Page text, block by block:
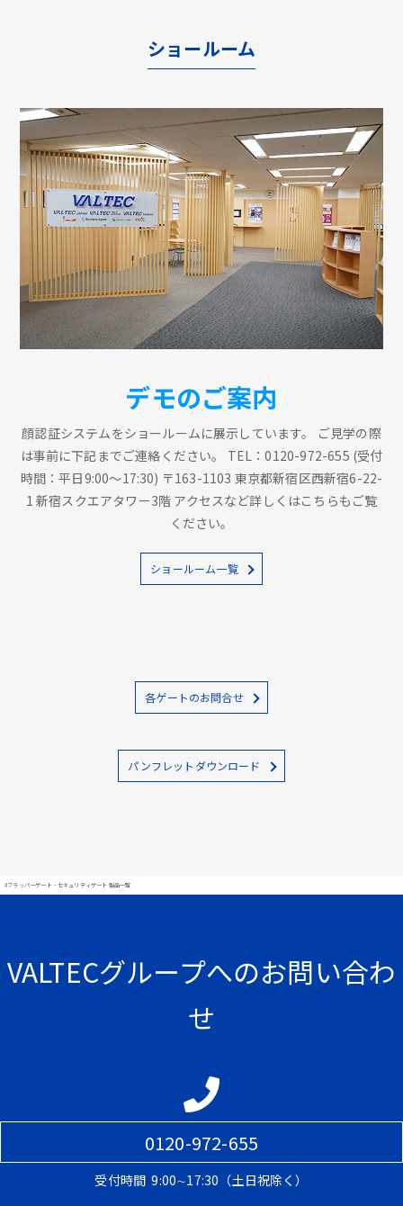
ショールーム
デモのご案内
顔認証システムをショールームに展示しています。 ご見学の際
は事前に下記までご連絡ください。 TEL：0120-972-655 (受付
時間：平日9:00～17:30) 〒163-1103 東京都新宿区西新宿6-22-
1 新宿スクエアタワー3階 アクセスなど詳しくはこちらもご覧
ください。
ショールーム一覧
各ゲートのお問合せ
パンフレットダウンロード
#フラッパーゲート・セキュリティゲート 製品一覧
VALTECグループへのお問い合わ
せ
0120-972-655
受付時間 9:00∼17:30（土日祝除く）